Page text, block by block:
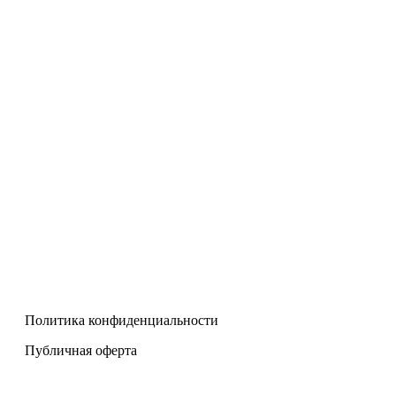
Политика конфиденциальности
Публичная оферта